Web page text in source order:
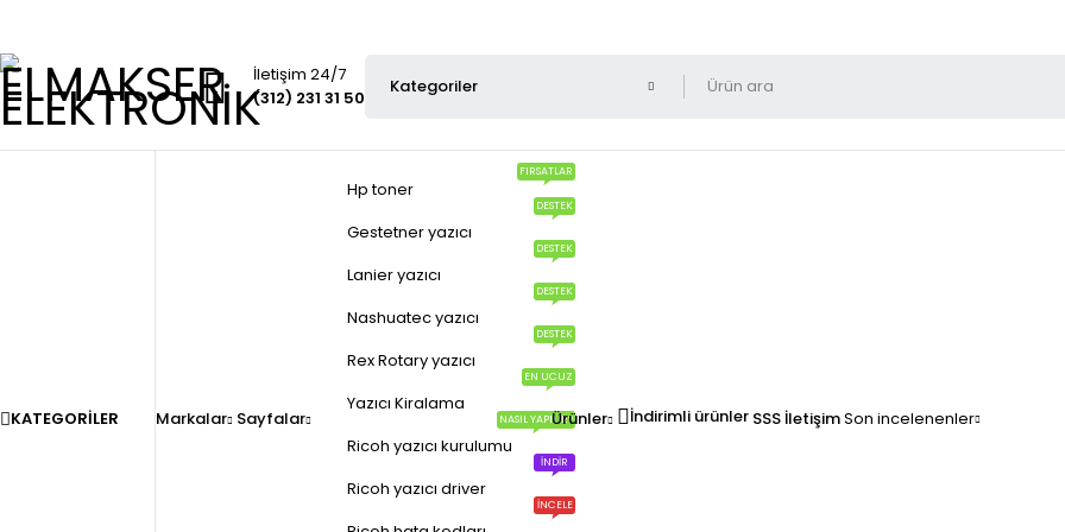
İletişim 24/7
(312) 231 31 50
KATEGORILER Markalar Sayfalar
Hp toner
FIRSATLAR
Gestetner yazıcı
DESTEK
Lanier yazıcı
DESTEK
Nashuatec yazıcı
DESTEK
Rex Rotary yazıcı
DESTEK
Yazıcı Kiralama
EN UCUZ
Ricoh yazıcı kurulumu
NASIL YAPILIR?
Ricoh yazıcı driver
İNDIR
İNCELE
Ürünler İndirimli ürünler SSS İletişimSon incelenenler